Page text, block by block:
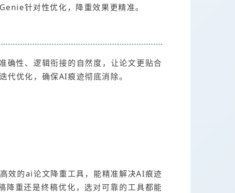
针对性优化，降重效果更精准。
确性、逻辑衔接的自然度，让论文更贴合
迭代优化，确保AI痕迹彻底消除。
效的ai论文降重工具，能精准解决AI痕迹
降重还是终稿优化，选对可靠的工具都能